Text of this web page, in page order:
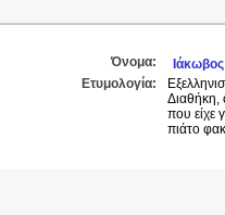
Όνομα:
Ιάκωβος
Ετυμολογία:
Διαθήκη,
που είχε
πιάτο